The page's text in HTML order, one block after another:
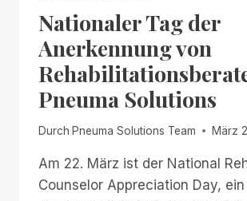
DES
FLORIDA
OUTREACH
CENTER
FOR
THE
VORGESTELLT
Nationaler Tag der
Anerkennung von
Pneuma Solutions
Durch Pneuma Solutions Team März
Am 22. März ist der National
Counselor Appreciation Day,